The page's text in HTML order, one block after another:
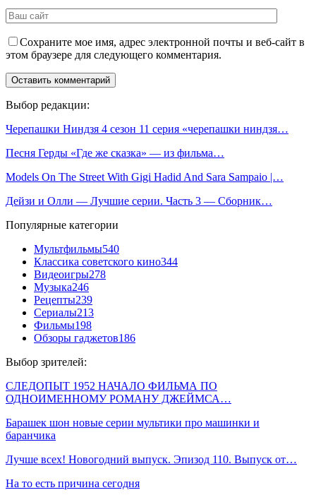
Сохраните мое имя, адрес электронной почты и веб-сайт в
этом браузере для следующего комментария.
Выбор редакции:
Черепашки Ниндзя 4 сезон 11 серия «черепашки ниндзя…
Песня Герды «Где же сказка» — из фильма…
Models On The Street With Gigi Hadid And Sara Sampaio |…
Дейзи и Олли — Лучшие серии. Часть 3 — Сборник…
Популярные категории
Мультфильмы540
Классика советского кино344
Видеоигры278
Музыка246
Рецепты239
Сериалы213
Фильмы198
Обзоры гаджетов186
Выбор зрителей:
СЛЕДОПЫТ 1952 НАЧАЛО ФИЛЬМА ПО
ОДНОИМЕННОМУ РОМАНУ ДЖЕЙМСА…
Барашек шон новые серии мультики про машинки и
баранчика
Лучше всех! Новогодний выпуск. Эпизод 110. Выпуск от…
На то есть причина сегодня